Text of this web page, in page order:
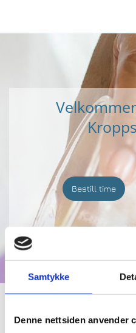
Samtykke
Denne nettsiden anvender
Bestill time
I nådagens tid virker vi